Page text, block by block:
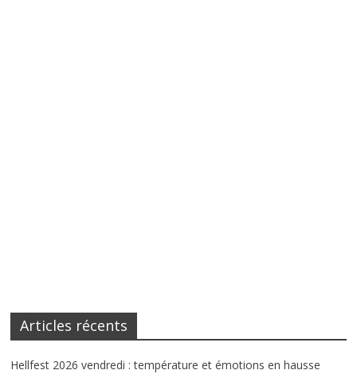
Articles récents
Hellfest 2026 vendredi : température et émotions en hausse